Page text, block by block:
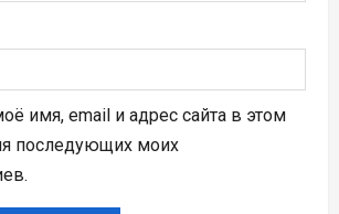
имя, email и адрес сайта в этом
последующих моих